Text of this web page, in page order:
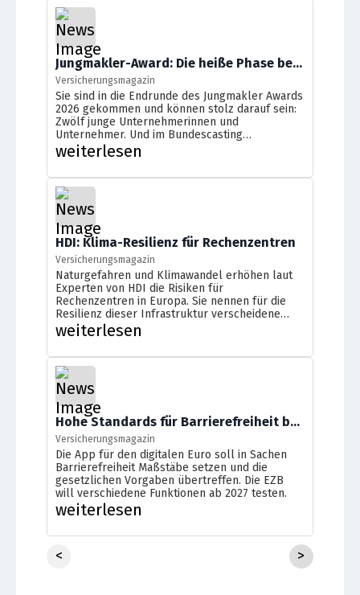
Jungmakler-Award: Die heiße Phase beginnt
Versicherungsmagazin
Sie sind in die Endrunde des Jungmakler Awards
2026 gekommen und können stolz darauf sein:
Zwölf junge Unternehmerinnen und
Unternehmer. Und im Bundescasting
entscheidet sich dann, wer bei dem
Nachwuchswettbewerb der Versicherungs-,
dem Treppchen stehen wird.
weiterlesen
HDI: Klima-Resilienz für Rechenzentren
Versicherungsmagazin
Naturgefahren und Klimawandel erhöhen laut
Experten von HDI die Risiken für
Rechenzentren in Europa. Sie nennen für die
Resilienz dieser Infrastruktur verscheidene
entscheidende Faktoren.
weiterlesen
Hohe Standards für Barrierefreiheit beim digitalen Euro
Versicherungsmagazin
Die App für den digitalen Euro soll in Sachen
Barrierefreiheit Maßstäbe setzen und die
gesetzlichen Vorgaben übertreffen. Die EZB
will verschiedene Funktionen ab 2027 testen.
weiterlesen
< >